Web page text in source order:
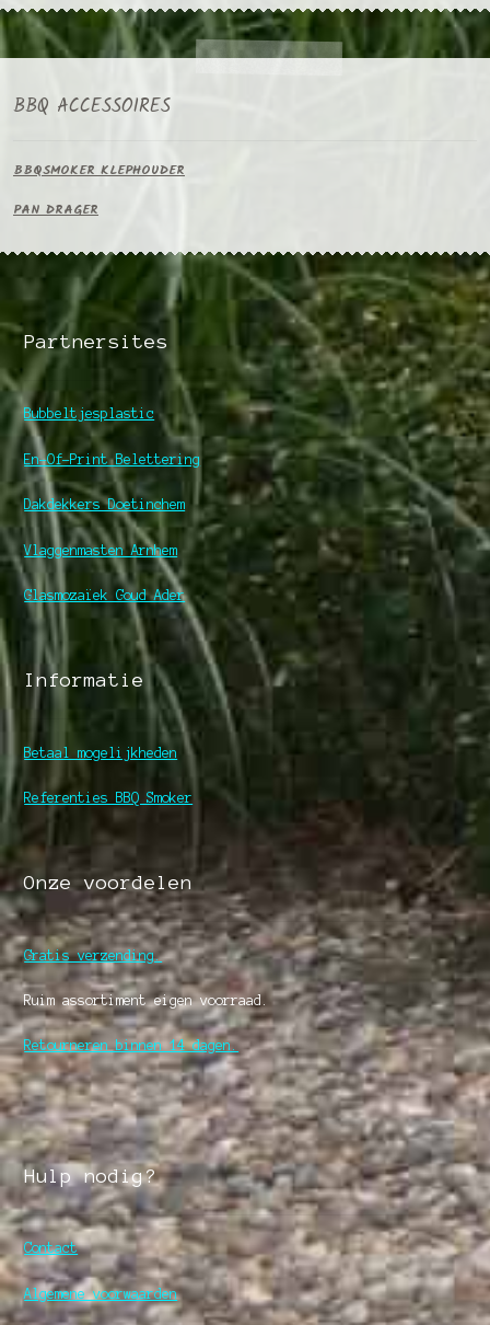
BBQ ACCESSOIRES
BBQSMOKER KLEPHOUDER
PAN DRAGER
Partnersites
Bubbeltjesplastic
En-Of-Print Belettering
Dakdekkers Doetinchem
Vlaggenmasten Arnhem
Glasmozaïek Goud Ader
Informatie
Betaal mogelijkheden
Referenties BBQ Smoker
Onze voordelen
Gratis verzending.
Ruim assortiment eigen voorraad.
Retourneren binnen 14 dagen.
Hulp nodig?
Contact
Algemene voorwaarden